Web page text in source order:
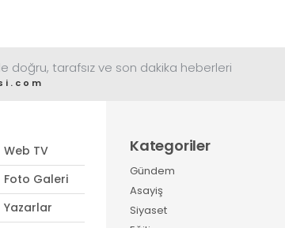
doğru, tarafsız ve son dakika heberleri
Web TV
Foto Galeri
Yazarlar
Kategoriler
Gündem
Asayiş
Siyaset